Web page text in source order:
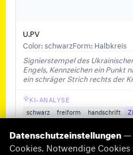
U.PV
Color: schwarzForm: Halbkreis
Signierstempel des
Engels, Kennzeichen ein Punkt
ein schräger Strich rechts der
KI-ANALYSE
schwarz
freiform handschrift
Datenschutzeinstellungen—
Cookies. Notwendige